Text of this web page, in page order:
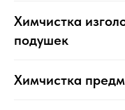
Химчистка
подушек
Химчистка